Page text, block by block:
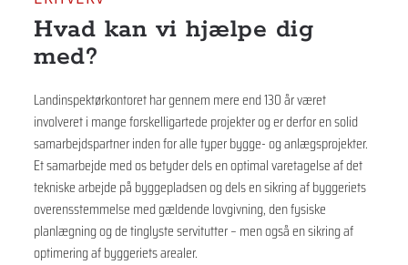
Hvad kan vi hjælpe dig
med?
Landinspektørkontoret har gennem mere end 130 år været
involveret i mange forskelligartede projekter og er derfor en solid
samarbejdspartner inden for alle typer bygge- og anlægsprojekter.
Et samarbejde med os betyder dels en optimal varetagelse af det
tekniske arbejde på byggepladsen og dels en sikring af byggeriets
overensstemmelse med gældende lovgivning, den fysiske
planlægning og de tinglyste servitutter – men også en sikring af
optimering af byggeriets arealer.